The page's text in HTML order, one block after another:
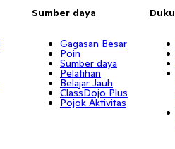
Sumber daya
Gagasan Besar
Poin
Sumber daya
Pelatihan
Belajar Jauh
ClassDojo Plus
Pojok Aktivitas